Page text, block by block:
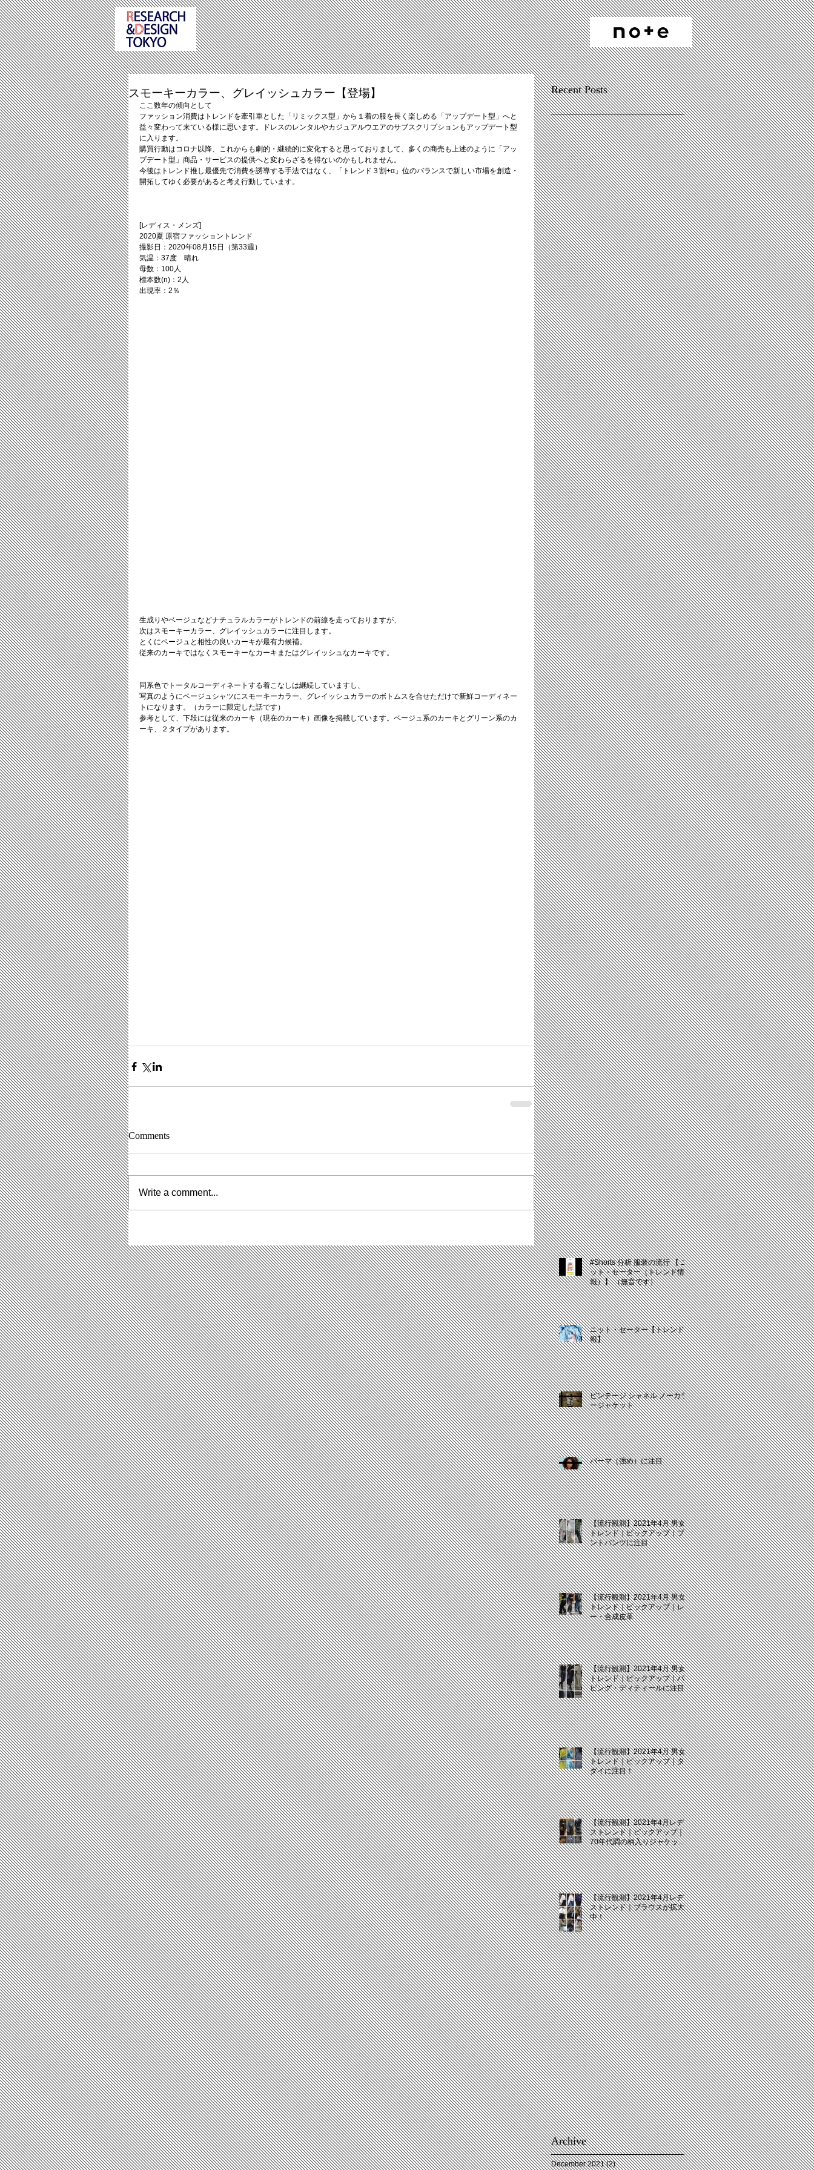
スモーキーカラー、グレイッシュカラー【登場】
ここ数年の傾向として
ファッション消費はトレンドを牽引車とした「リミックス型」から１着の服を長く楽しめる「アップデート型」へと
益々変わって来ている様に思います。ドレスのレンタルやカジュアルウエアのサブスクリプションもアップデート型
に入ります。
購買行動はコロナ以降、これからも劇的・継続的に変化すると思っておりまして、多くの商売も上述のように「アッ
プデート型」商品・サービスの提供へと変わらざるを得ないのかもしれません。
今後はトレンド推し最優先で消費を誘導する手法ではなく、「トレンド３割+α」位のバランスで新しい市場を創造・
開拓してゆく必要があると考え行動しています。
[レディス・メンズ]
2020夏 原宿ファッショントレンド
撮影日：2020年08月15日（第33週）
気温：37度　晴れ
母数：100人
標本数(n)：2人
出現率：2％
生成りやベージュなどナチュラルカラーがトレンドの前線を走っておりますが、
次はスモーキーカラー、グレイッシュカラーに注目します。
とくにベージュと相性の良いカーキが最有力候補。
従来のカーキではなくスモーキーなカーキまたはグレイッシュなカーキです。
同系色でトータルコーディネートする着こなしは継続していますし、
写真のようにベージュシャツにスモーキーカラー、グレイッシュカラーのボトムスを合せただけで新鮮コーディネー
トになります。（カラーに限定した話です）
参考として、下段には従来のカーキ（現在のカーキ）画像を掲載しています。ベージュ系のカーキとグリーン系のカ
ーキ、２タイプがあります。
Comments
Write a comment...
Recent Posts
#Shorts 分析 服装の流行 【 ニ
ット・セーター（トレンド情
報）】 （無音です）
ニット・セーター【トレンド情
報】
ビンテージ シャネル ノーカラ
ージャケット
パーマ（強め）に注目
【流行観測】2021年4月 男女
トレンド｜ピックアップ｜プリ
ントパンツに注目
【流行観測】2021年4月 男女
トレンド｜ピックアップ｜レザ
ー・合成皮革
【流行観測】2021年4月 男女
トレンド｜ピックアップ｜パイ
ピング・ディティールに注目
【流行観測】2021年4月 男女
トレンド｜ピックアップ｜タイ
ダイに注目！
【流行観測】2021年4月レディ
ストレンド｜ピックアップ｜
70年代調の柄入りジャケット
に注目！
【流行観測】2021年4月レディ
ストレンド｜ブラウスが拡大
中！
Archive
December 2021 (2)2 posts